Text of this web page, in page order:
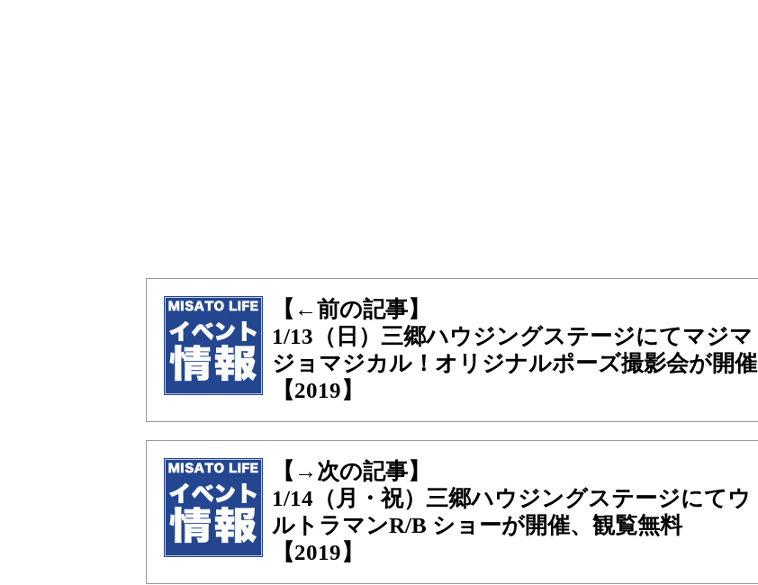
【←前の記事】
1/13（日）三郷ハウジングステージにてマジマ
ジョマジカル！オリジナルポーズ撮影会が開催
【2019】
【→次の記事】
1/14（月・祝）三郷ハウジングステージにてウ
ルトラマンR/B ショーが開催、観覧無料
【2019】